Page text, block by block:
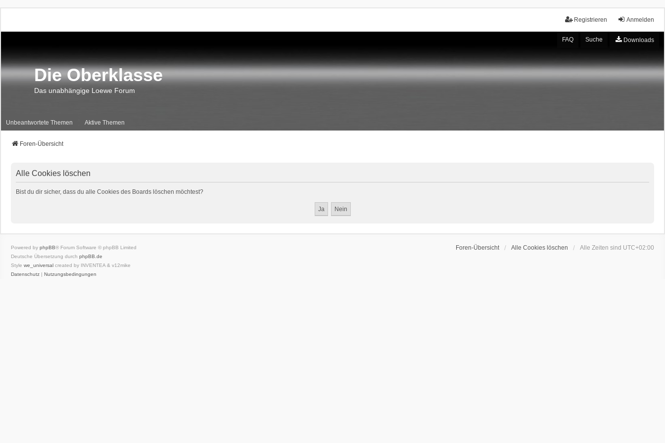
Anmelden
Registrieren
FAQ Suche Downloads
Die Oberklasse
Das unabhängige Loewe Forum
Unbeantwortete Themen Aktive Themen
Foren-Übersicht
Alle Cookies löschen
Bist du dir sicher, dass du alle Cookies des Boards löschen möchtest?
Foren-Übersicht Alle Cookies löschen Alle Zeiten sind UTC+02:00
Powered by phpBB® Forum Software © phpBB Limited
Deutsche Übersetzung durch phpBB.de
Style we_universal created by INVENTEA & v12mike
Datenschutz | Nutzungsbedingungen